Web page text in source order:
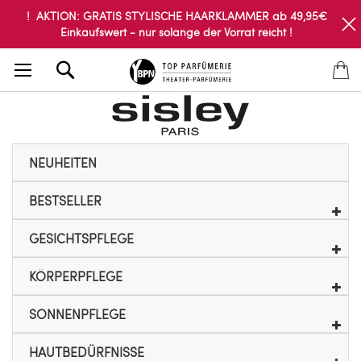
! AKTION: GRATIS STYLISCHE HAARKLAMMER ab 49,95€
Einkaufswert - nur solange der Vorrat reicht !
NEUHEITEN
BESTSELLER
GESICHTSPFLEGE
KÖRPERPFLEGE
SONNENPFLEGE
HAUTBEDÜRFNISSE